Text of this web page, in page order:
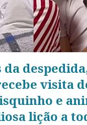
da
visita
e
lição a